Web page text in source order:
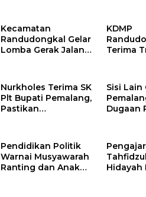
Kecamatan
Randudongkal Gelar
Lomba Gerak Jalan
ke-81
KDMP
Terima
untuk
Distribusi
Nurkholes Terima SK
Plt Bupati Pemalang,
Pastikan
Sisi Lain
Dugaan
Pendidikan Politik
Warnai Musyawarah
Ranting dan Anak
Hidayah